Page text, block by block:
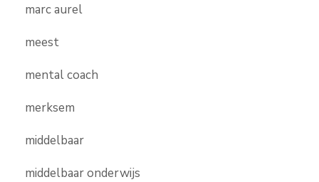
marc aurel
meest
mental coach
merksem
middelbaar
middelbaar onderwijs